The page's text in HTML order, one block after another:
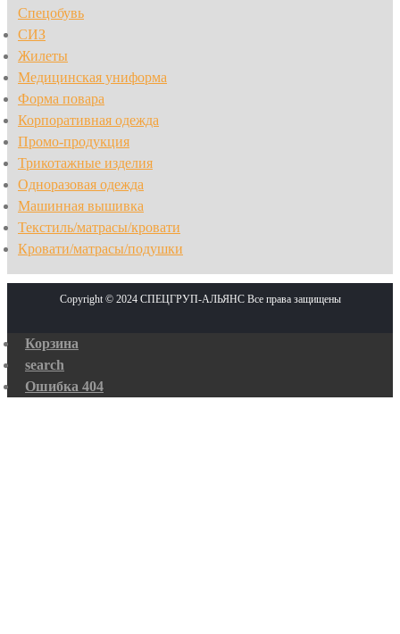
Спецобувь
СИЗ
Жилеты
Медицинская униформа
Форма повара
Корпоративная одежда
Промо-продукция
Трикотажные изделия
Одноразовая одежда
Машинная вышивка
Текстиль/матрасы/кровати
Кровати/матрасы/подушки
Copyright © 2024 СПЕЦГРУП-АЛЬЯНС Все права защищены
Корзина
search
Ошибка 404